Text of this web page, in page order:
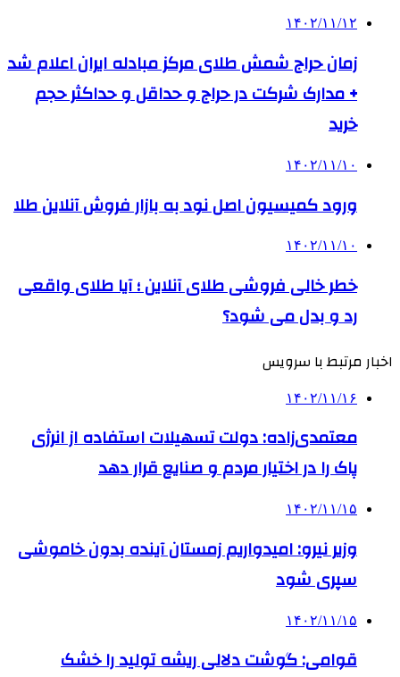
۱۴۰۲/۱۱/۱۲
زمان حراج شمش طلای مرکز مبادله ایران اعلام شد
+ مدارک شرکت در حراج و حداقل و حداکثر حجم
خرید
۱۴۰۲/۱۱/۱۰
ورود کمیسیون اصل نود به بازار فروش آنلاین طلا
۱۴۰۲/۱۱/۱۰
خطر خالی فروشی طلای آنلاین ؛ آیا طلای واقعی
رد و بدل می شود؟
اخبار مرتبط با سرویس
۱۴۰۲/۱۱/۱۶
معتمدی‌زاده: دولت تسهیلات استفاده از انرژی
پاک را در اختیار مردم و صنایع قرار دهد
۱۴۰۲/۱۱/۱۵
وزیر نیرو: امیدواریم زمستان آینده بدون خاموشی
سپری شود
۱۴۰۲/۱۱/۱۵
قوامی: گوشت دلالی ریشه تولید را خشک